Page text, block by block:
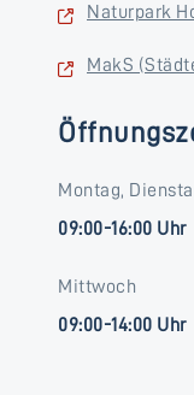
Naturpark
MakS
Montag,
09:00-16:00 Uhr
Mittwoch
09:00-14:00 Uhr